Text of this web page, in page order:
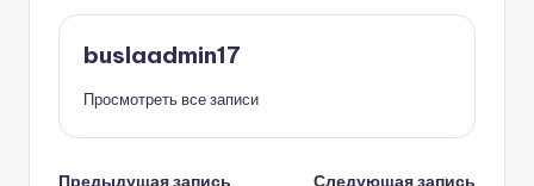
buslaadmin17
Просмотреть все записи
Предыдущая запись
Следующая запись